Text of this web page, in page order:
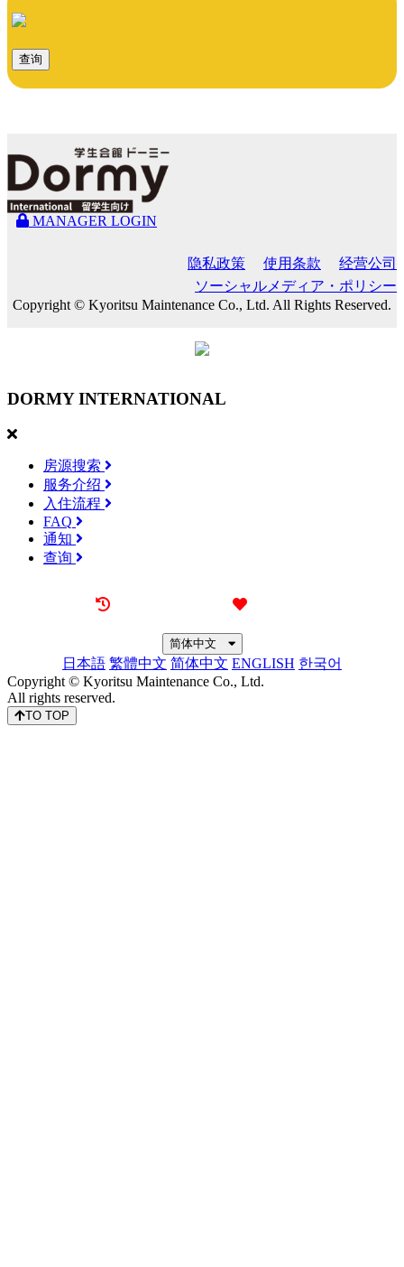
查询
MANAGER LOGIN
隐私政策 使用条款
经营公司
ソーシャルメディア・ポリシー
Copyright © Kyoritsu Maintenance Co., Ltd. All Rights Reserved.
DORMY INTERNATIONAL
房源搜索
服务介绍
入住流程
FAQ
通知
查询
简体中文
日本語 繁體中文 简体中文 ENGLISH 한국어
Copyright © Kyoritsu Maintenance Co., Ltd.
All rights reserved.
TO TOP